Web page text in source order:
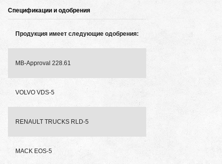
Спецификации и одобрения
Продукция имеет следующие одобрения:
MB-Approval 228.61
VOLVO VDS-5
RENAULT TRUCKS RLD-5
MACK EOS-5